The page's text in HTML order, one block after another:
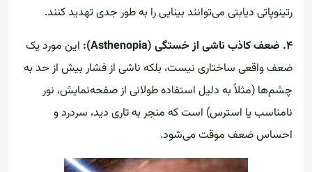
رتینوپاتی دیابتی می‌توانند بینایی را به طور جدی تهدید کنند.
۴. ضعف کاذب ناشی از خستگی (Asthenopia):
این مورد یک
ضعف واقعی ساختاری نیست، بلکه ناشی از فشار بیش از حد به
چشم‌ها (مثلاً به دلیل استفاده طولانی از صفحه‌نمایش، نور
نامناسب یا استرس) است که منجر به تاری دید، سردرد و
احساس ضعف موقت می‌شود.